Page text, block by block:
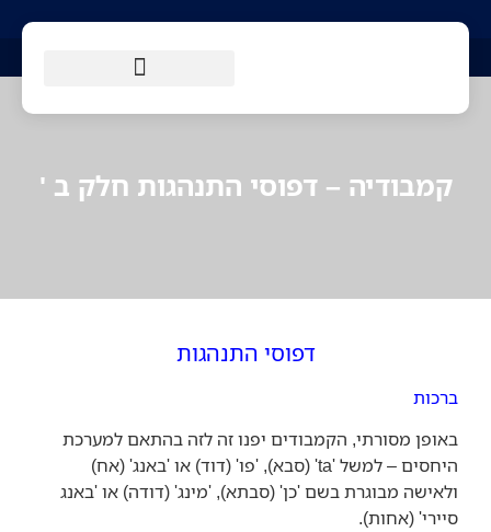
קמבודיה – דפוסי התנהגות חלק ב '
דפוסי התנהגות
ברכות
באופן מסורתי, הקמבודים יפנו זה לזה בהתאם למערכת
היחסים – למשל 'ta' (סבא), 'פו' (דוד) או 'באנג' (אח)
ולאישה מבוגרת בשם 'כן' (סבתא), 'מינג' (דודה) או 'באנג
סיירי' (אחות).